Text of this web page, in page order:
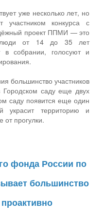
уже несколько лет, но
конкурса с
проект ППМИ — это
люди от 14 до 35 лет
в собрании, голосуют и
большинство участников
Городском саду еще двух
саду появится еще один
украсит территорию и
от прогулки.
фонда России по
большинство